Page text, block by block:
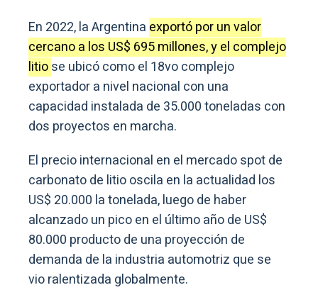
En 2022, la Argentina exportó por un valor
cercano a los US$ 695 millones, y el complejo
litiose ubicó como el 18vo complejo
exportador a nivel nacional con una
capacidad instalada de 35.000 toneladas con
dos proyectos en marcha.
El precio internacional en el mercado spot de
carbonato de litio oscila en la actualidad los
US$ 20.000 la tonelada, luego de haber
alcanzado un pico en el último año de US$
80.000 producto de una proyección de
demanda de la industria automotriz que se
vio ralentizada globalmente.